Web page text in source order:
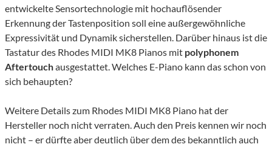
entwickelte Sensortechnologie mit hochauflösender
Erkennung der Tastenposition soll eine außergewöhnliche
Expressivität und Dynamik sicherstellen. Darüber hinaus ist die
Tastatur des Rhodes MIDI MK8 Pianos mit polyphonem
Aftertouchausgestattet. Welches E-Piano kann das schon von
sich behaupten?
Weitere Details zum Rhodes MIDI MK8 Piano hat der
Hersteller noch nicht verraten. Auch den Preis kennen wir noch
nicht – er dürfte aber deutlich über dem des bekanntlich auch